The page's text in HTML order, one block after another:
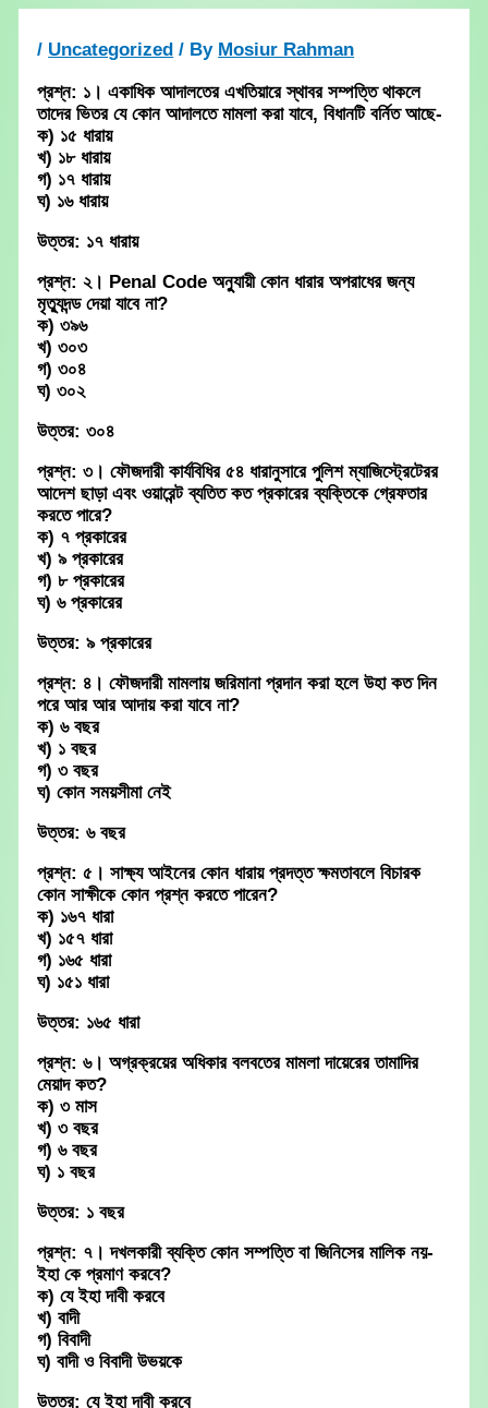
content
/ Uncategorized / By Mosiur Rahman
প্রশ্ন: ১। একাধিক আদালতের এখতিয়ারে স্থাবর সম্পত্তি থাকলে
তাদের ভিতর যে কোন আদালতে মামলা করা যাবে, বিধানটি বর্নিত আছে-
ক) ১৫ ধারায়
খ) ১৮ ধারায়
গ) ১৭ ধারায়
ঘ) ১৬ ধারায়
উত্তর: ১৭ ধারায়
প্রশ্ন: ২। Penal Code অনুুযায়ী কোন ধারার অপরাধের জন্য
মৃত্যুদন্ড দেয়া যাবে না?
ক) ৩৯৬
খ) ৩০৩
গ) ৩০৪
ঘ) ৩০২
উত্তর: ৩০৪
প্রশ্ন: ৩। ফৌজদারী কার্যবিধির ৫৪ ধারানুসারে পুলিশ ম্যাজিস্ট্রেটেরর
আদেশ ছাড়া এবং ওয়ারেন্ট ব্যতিত কত প্রকারের ব্যক্তিকে গ্রেফতার
করতে পারে?
ক) ৭ প্রকারের
খ) ৯ প্রকারের
গ) ৮ প্রকারের
ঘ) ৬ প্রকারের
উত্তর: ৯ প্রকারের
প্রশ্ন: ৪। ফৌজদারী মামলায় জরিমানা প্রদান করা হলে উহা কত দিন
পরে আর আর আদায় করা যাবে না?
ক) ৬ বছর
খ) ১ বছর
গ) ৩ বছর
ঘ) কোন সময়সীমা নেই
উত্তর: ৬ বছর
প্রশ্ন: ৫। সাক্ষ্য আইনের কোন ধারায় প্রদত্ত ক্ষমতাবলে বিচারক
কোন সাক্ষীকে কোন প্রশ্ন করতে পারেন?
ক) ১৬৭ ধারা
খ) ১৫৭ ধারা
গ) ১৬৫ ধারা
ঘ) ১৫১ ধারা
উত্তর: ১৬৫ ধারা
প্রশ্ন: ৬। অগ্রক্রয়ের অধিকার বলবতের মামলা দায়েরের তামাদির
মেয়াদ কত?
ক) ৩ মাস
খ) ৩ বছর
গ) ৬ বছর
ঘ) ১ বছর
উত্তর: ১ বছর
প্রশ্ন: ৭। দখলকারী ব্যক্তি কোন সম্পত্তি বা জিনিসের মালিক নয়-
ইহা কে প্রমাণ করবে?
ক) যে ইহা দাবী করবে
খ) বাদী
গ) বিবাদী
ঘ) বাদী ও বিবাদী উভয়কে
উত্তর: যে ইহা দাবী করবে